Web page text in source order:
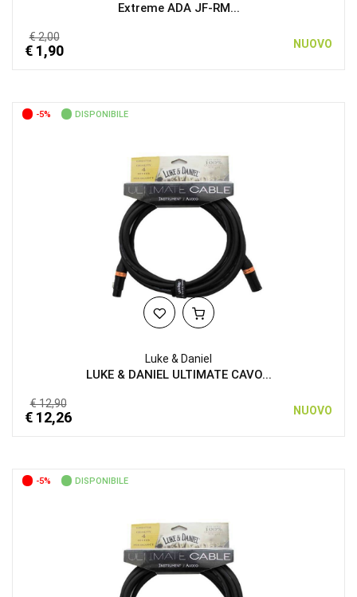
Extreme ADA JF-RM...
€ 2,00
€ 1,90 NUOVO
-5% DISPONIBILE
Luke & Daniel
LUKE & DANIEL ULTIMATE CAVO...
€ 12,90
€ 12,26 NUOVO
-5% DISPONIBILE